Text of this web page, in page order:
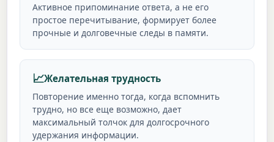
Активное припоминание ответа, а не его
простое перечитывание, формирует более
прочные и долговечные следы в памяти.
📈Желательная трудность
Повторение именно тогда, когда вспомнить
трудно, но все еще возможно, дает
максимальный толчок для долгосрочного
удержания информации.